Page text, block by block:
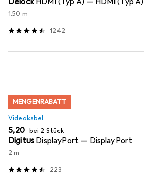
1.50 m
1242
MENGENRABATT
Videokabel
EUR
5,20 bei 2 Stück
Digitus DisplayPort — DisplayPort
2 m
223